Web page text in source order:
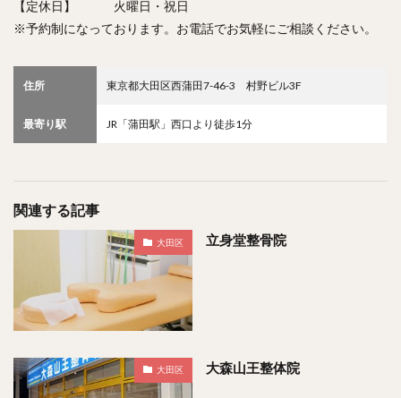
【定休日】 火曜日・祝日
※予約制になっております。お電話でお気軽にご相談ください。
住所 東京都大田区西蒲田7-46-3 村野ビル3F
最寄り駅 JR「蒲田駅」西口より徒歩1分
関連する記事
大田区 立身堂整骨院
大田区 大森山王整体院